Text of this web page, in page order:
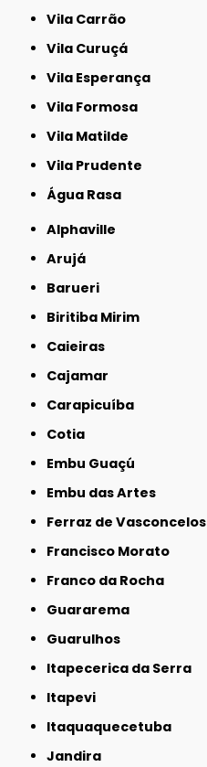
Vila Carrão
Vila Curuçá
Vila Esperança
Vila Formosa
Vila Matilde
Vila Prudente
Água Rasa
Alphaville
Arujá
Barueri
Biritiba Mirim
Caieiras
Cajamar
Carapicuíba
Cotia
Embu Guaçú
Embu das Artes
Ferraz de Vasconcelos
Francisco Morato
Franco da Rocha
Guararema
Guarulhos
Itapecerica da Serra
Itapevi
Itaquaquecetuba
Jandira